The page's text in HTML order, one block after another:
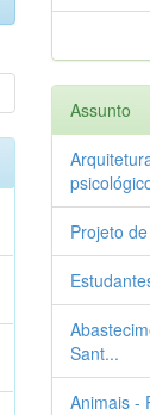
Assunto
Projeto
Sant...
Animais -